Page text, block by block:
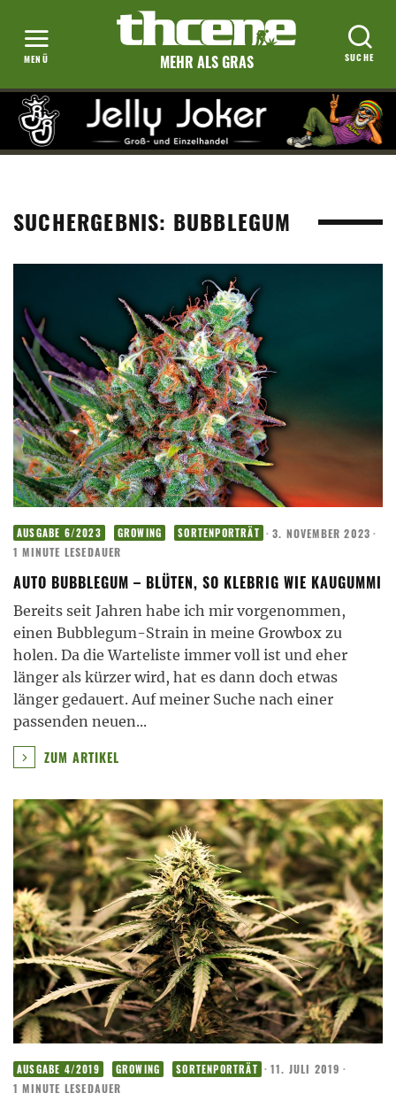
MEHR ALS GRAS
SUCHERGEBNIS: BUBBLEGUM
AUSGABE 6/2023 GROWING SORTENPORTRÄT · 3. NOVEMBER 2023 ·
1 MINUTE LESEDAUER
AUTO BUBBLEGUM – BLÜTEN, SO KLEBRIG WIE KAUGUMMI
Bereits seit Jahren habe ich mir vorgenommen,
einen Bubblegum-Strain in meine Growbox zu
holen. Da die Warteliste immer voll ist und eher
länger als kürzer wird, hat es dann doch etwas
länger gedauert. Auf meiner Suche nach einer
passenden neuen...
ZUM ARTIKEL
AUSGABE 4/2019 GROWING SORTENPORTRÄT · 11. JULI 2019 ·
1 MINUTE LESEDAUER